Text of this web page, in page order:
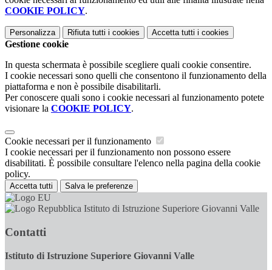
COOKIE POLICY.
Personalizza Rifiuta tutti i cookies Accetta tutti i cookies
Gestione cookie
In questa schermata è possibile scegliere quali cookie consentire.
I cookie necessari sono quelli che consentono il funzionamento della
piattaforma e non è possibile disabilitarli.
Per conoscere quali sono i cookie necessari al funzionamento potete
visionare la COOKIE POLICY.
Cookie necessari per il funzionamento
I cookie necessari per il funzionamento non possono essere
disabilitati. È possibile consultare l'elenco nella pagina della cookie
policy.
Accetta tutti Salva le preferenze
Istituto di Istruzione Superiore Giovanni Valle
Contatti
Istituto di Istruzione Superiore Giovanni Valle